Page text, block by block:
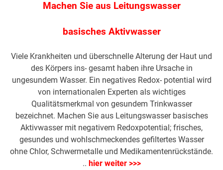
Machen Sie aus Leitungswasser
basisches Aktivwasser
Viele Krankheiten und überschnelle Alterung der Haut und
des Körpers ins- gesamt haben ihre Ursache in
ungesundem Wasser. Ein negatives Redox- potential wird
von internationalen Experten als wichtiges
Qualitätsmerkmal von gesundem Trinkwasser
bezeichnet. Machen Sie aus Leitungswasser basisches
Aktivwasser mit negativem Redoxpotential; frisches,
gesundes und wohlschmeckendes gefiltertes Wasser
ohne Chlor, Schwermetalle und Medikamentenrückstände.
.. hier weiter >>>